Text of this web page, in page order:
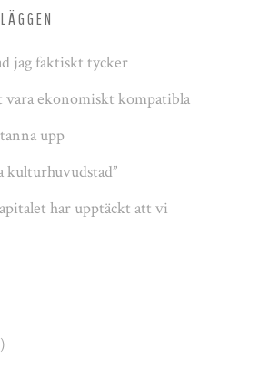
jag faktiskt tycker
ekonomiskt kompatibla
upp
kulturhuvudstad”
har upptäckt att vi